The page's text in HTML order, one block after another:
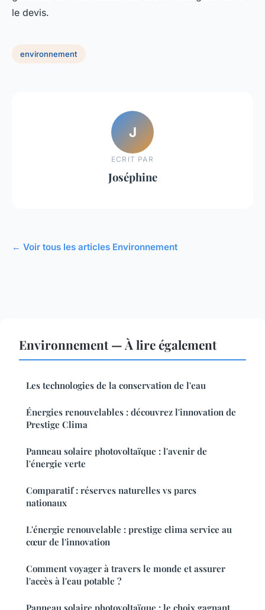
le devis.
environnement
J
ECRIT PAR
Joséphine
← Voir tous les articles Environnement
Environnement — À lire également
Les technologies de la conservation de l'eau
Énergies renouvelables : découvrez l'innovation de
Prestige Clima
Panneau solaire photovoltaïque : l'avenir de
l'énergie verte
Comparatif : réserves naturelles vs parcs
nationaux
L'énergie renouvelable : prestige clima service au
cœur de l'innovation
Comment voyager à travers le monde et assurer
l'accès à l'eau potable ?